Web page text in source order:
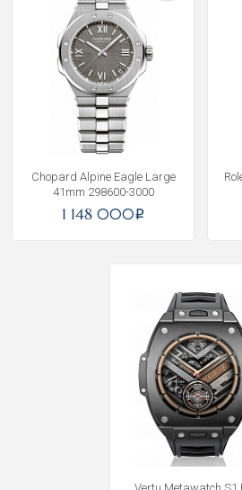
Chopard Alpine Eagle Large
41mm 298600-3000
1 148 000i
Получать